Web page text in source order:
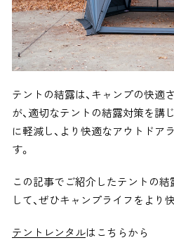
テントの結露は、キャンプの快適
が、適切なテントの結露対策を講
に軽減し、より快適なアウトドア
す。
この記事でご紹介したテントの
して、ぜひキャンプライフをより
テントレンタルはこちらから